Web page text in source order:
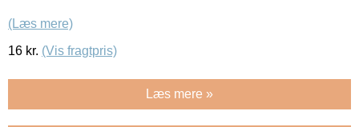
(Læs mere)
16 kr. (Vis fragtpris)
Læs mere »